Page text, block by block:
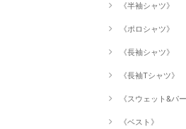
《半袖シャツ》
《ポロシャツ》
《長袖シャツ》
《長袖Tシャツ》
《スウェット&パ
《ベスト》